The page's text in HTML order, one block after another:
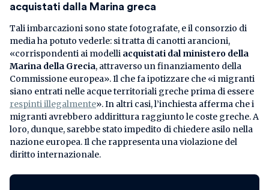
acquistati dalla Marina greca
Tali imbarcazioni sono state fotografate, e il consorzio di
media ha potuto vederle: si tratta di canotti arancioni,
«corrispondenti ai modelli acquistati dal ministero della
Marina della Grecia, attraverso un finanziamento della
Commissione europea». Il che fa ipotizzare che «i migranti
siano entrati nelle acque territoriali greche prima di essere
respinti illegalmente». In altri casi, l’inchiesta afferma che i
migranti avrebbero addirittura raggiunto le coste greche. A
loro, dunque, sarebbe stato impedito di chiedere asilo nella
nazione europea. Il che rappresenta una violazione del
diritto internazionale.